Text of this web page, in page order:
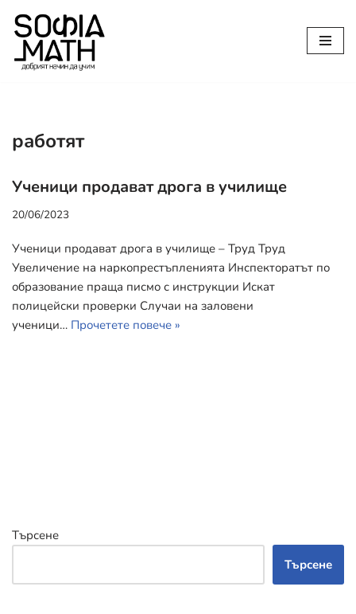
Продължете
към
работят
Ученици продават дрога в училище
20/06/2023
Ученици продават дрога в училище – Труд Труд
Увеличение на наркопрестъпленията Инспекторатът по
образование праща писмо с инструкции Искат
полицейски проверки Случаи на заловени
ученици… Прочетете повече »
Търсене
Търсене